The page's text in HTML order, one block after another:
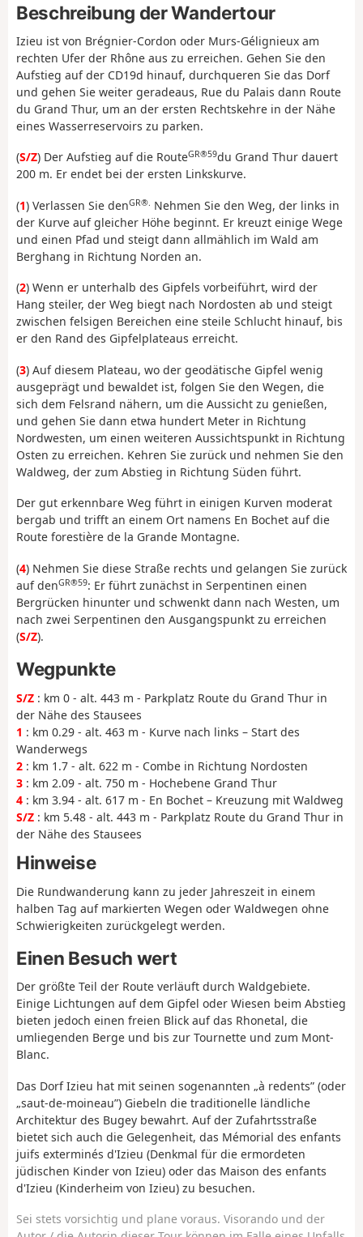
Beschreibung der Wandertour
Izieu ist von Brégnier-Cordon oder Murs-Gélignieux am
rechten Ufer der Rhône aus zu erreichen. Gehen Sie den
Aufstieg auf der CD19d hinauf, durchqueren Sie das Dorf
und gehen Sie weiter geradeaus, Rue du Palais dann Route
du Grand Thur, um an der ersten Rechtskehre in der Nähe
eines Wasserreservoirs zu parken.
(S/Z) Der Aufstieg auf die RouteGR®59du Grand Thur dauert
200 m. Er endet bei der ersten Linkskurve.
(1) Verlassen Sie denGR®. Nehmen Sie den Weg, der links in
der Kurve auf gleicher Höhe beginnt. Er kreuzt einige Wege
und einen Pfad und steigt dann allmählich im Wald am
Berghang in Richtung Norden an.
(2) Wenn er unterhalb des Gipfels vorbeiführt, wird der
Hang steiler, der Weg biegt nach Nordosten ab und steigt
zwischen felsigen Bereichen eine steile Schlucht hinauf, bis
er den Rand des Gipfelplateaus erreicht.
(3) Auf diesem Plateau, wo der geodätische Gipfel wenig
ausgeprägt und bewaldet ist, folgen Sie den Wegen, die
sich dem Felsrand nähern, um die Aussicht zu genießen,
und gehen Sie dann etwa hundert Meter in Richtung
Nordwesten, um einen weiteren Aussichtspunkt in Richtung
Osten zu erreichen. Kehren Sie zurück und nehmen Sie den
Waldweg, der zum Abstieg in Richtung Süden führt.
Der gut erkennbare Weg führt in einigen Kurven moderat
bergab und trifft an einem Ort namens En Bochet auf die
Route forestière de la Grande Montagne.
(4) Nehmen Sie diese Straße rechts und gelangen Sie zurück
auf denGR®59: Er führt zunächst in Serpentinen einen
Bergrücken hinunter und schwenkt dann nach Westen, um
nach zwei Serpentinen den Ausgangspunkt zu erreichen
(S/Z).
Wegpunkte
S/Z : km 0 - alt. 443 m - Parkplatz Route du Grand Thur in
der Nähe des Stausees
1 : km 0.29 - alt. 463 m - Kurve nach links – Start des
Wanderwegs
2 : km 1.7 - alt. 622 m - Combe in Richtung Nordosten
3 : km 2.09 - alt. 750 m - Hochebene Grand Thur
4 : km 3.94 - alt. 617 m - En Bochet – Kreuzung mit Waldweg
S/Z : km 5.48 - alt. 443 m - Parkplatz Route du Grand Thur in
der Nähe des Stausees
Hinweise
Die Rundwanderung kann zu jeder Jahreszeit in einem
halben Tag auf markierten Wegen oder Waldwegen ohne
Schwierigkeiten zurückgelegt werden.
Einen Besuch wert
Der größte Teil der Route verläuft durch Waldgebiete.
Einige Lichtungen auf dem Gipfel oder Wiesen beim Abstieg
bieten jedoch einen freien Blick auf das Rhonetal, die
umliegenden Berge und bis zur Tournette und zum Mont-
Blanc.
Das Dorf Izieu hat mit seinen sogenannten „à redents” (oder
„saut-de-moineau”) Giebeln die traditionelle ländliche
Architektur des Bugey bewahrt. Auf der Zufahrtsstraße
bietet sich auch die Gelegenheit, das Mémorial des enfants
juifs exterminés d'Izieu (Denkmal für die ermordeten
jüdischen Kinder von Izieu) oder das Maison des enfants
d'Izieu (Kinderheim von Izieu) zu besuchen.
Sei stets vorsichtig und plane voraus. Visorando und der